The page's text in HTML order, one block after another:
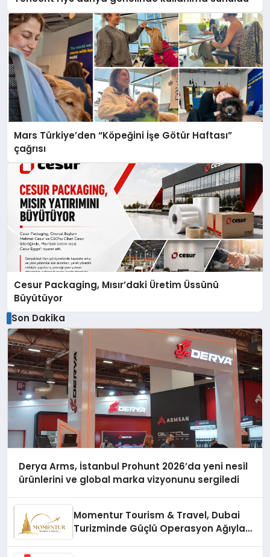
Mars Türkiye’den “Köpeğini İşe Götür Haftası”
çağrısı
Cesur Packaging, Mısır’daki Üretim Üssünü
Büyütüyor
Son Dakika
Derya Arms, İstanbul Prohunt 2026’da yeni nesil
ürünlerini ve global marka vizyonunu sergiledi
Momentur Tourism & Travel, Dubai
Turizminde Güçlü Operasyon Ağıyla